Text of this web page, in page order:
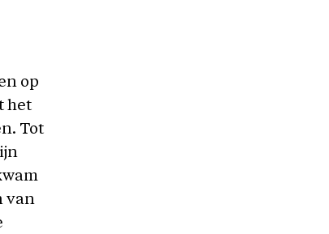
op
het
Tot
van